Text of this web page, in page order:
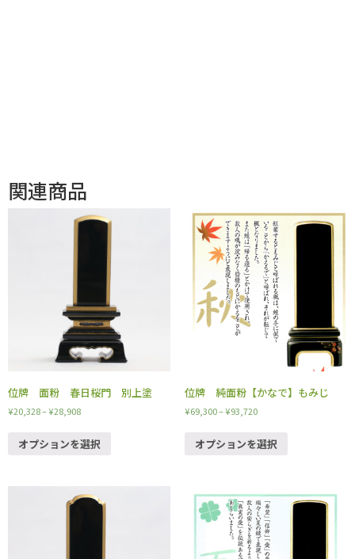
関連商品
位牌 面粉 春日桜門 別上塗
¥20,328–¥28,908
オプションを選択
位牌 純面粉【かなで】もみじ
¥69,300–¥93,720
オプションを選択